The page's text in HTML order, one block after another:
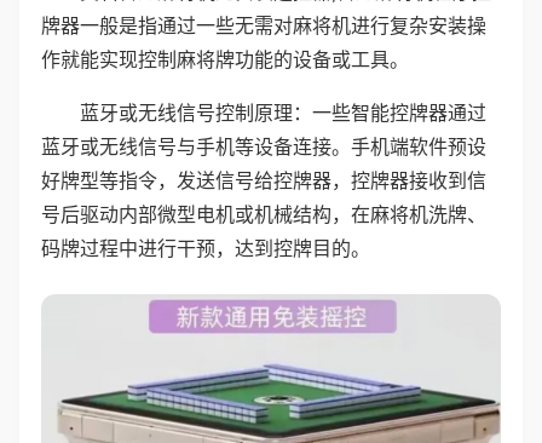
牌器一般是指通过一些无需对麻将机进行复杂安装操
作就能实现控制麻将牌功能的设备或工具。
蓝牙或无线信号控制原理：一些智能控牌器通过
蓝牙或无线信号与手机等设备连接。手机端软件预设
好牌型等指令，发送信号给控牌器，控牌器接收到信
号后驱动内部微型电机或机械结构，在麻将机洗牌、
码牌过程中进行干预，达到控牌目的。